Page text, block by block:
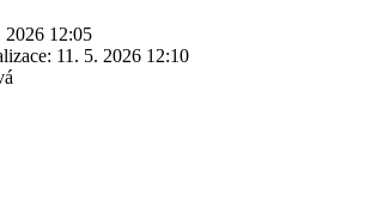
2026 12:05
11. 5. 2026 12:10